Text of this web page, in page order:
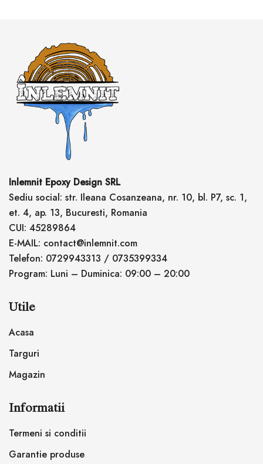
Inlemnit Epoxy Design SRL
Sediu social: str. Ileana Cosanzeana, nr. 10, bl. P7, sc. 1,
et. 4, ap. 13, Bucuresti, Romania
CUI: 45289864
E-MAIL: contact@inlemnit.com
Telefon: 0729943313 / 0735399334
Program: Luni – Duminica: 09:00 – 20:00
Utile
Acasa
Targuri
Magazin
Informatii
Termeni si conditii
Garantie produse